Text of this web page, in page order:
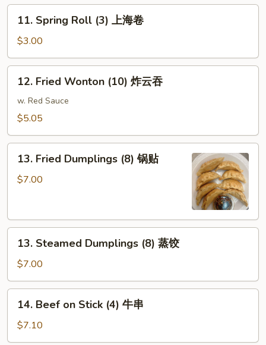
(1)
Spring
Roll
(3)
上
11. Spring Roll (3) 上海卷
$3.00
Fried
Wonton
(10)
云
12. Fried Wonton (10) 炸云吞
w. Red Sauce
$5.05
Fried
Dumplings
贴
13. Fried Dumplings (8) 锅贴
$7.00
Steamed
Dumplings
(8)
蒸
13. Steamed Dumplings (8) 蒸饺
$7.00
Beef
Stick
14. Beef on Stick (4) 牛串
$7.10